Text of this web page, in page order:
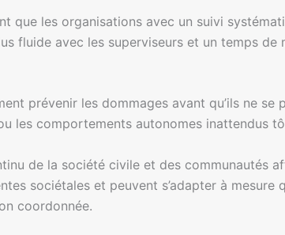
que les organisations avec un suivi
fluide avec les superviseurs et un temps de
prévenir les dommages avant qu’ils ne
les comportements autonomes inattendus
de la société civile et des communautés
sociétales et peuvent s’adapter à
coordonnée.